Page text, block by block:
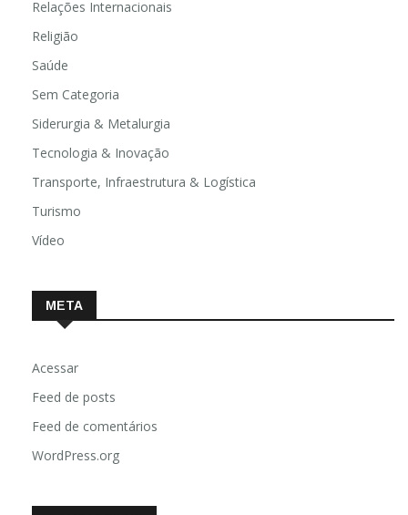
Relações Internacionais
Religião
Saúde
Sem Categoria
Siderurgia & Metalurgia
Tecnologia & Inovação
Transporte, Infraestrutura & Logística
Turismo
Vídeo
META
Acessar
Feed de posts
Feed de comentários
WordPress.org